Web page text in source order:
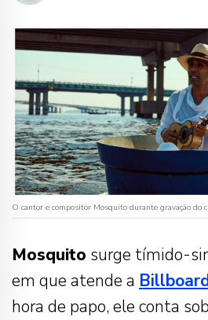
O cantor e compositor Mosquito durante gravação do
Mosquito surge tímido-
em que atende a
hora de papo, ele conta